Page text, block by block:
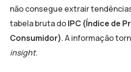
não consegue extrair
tabela bruta doIPC (Índice de
Consumidor). A informação
insight.